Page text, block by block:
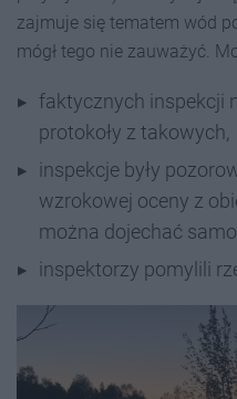
zajmuje się tematem wód
mógł tego nie zauważyć.
faktycznych inspekcji
protokoły z takowych,
inspekcje były
wzrokowej oceny z
można dojechać
inspektorzy pomylili